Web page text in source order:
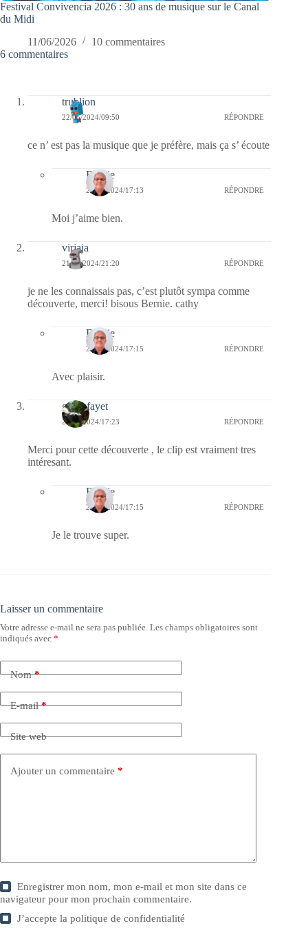
Festival Convivencia 2026 : 30 ans de musique sur le Canal
du Midi
11/06/2026
10 commentaires
6 commentaires
trublion
22/05/2024/09:50 RÉPONDRE
ce n’ est pas la musique que je préfère, mais ça s’ écoute
Bernie
22/05/2024/17:13 RÉPONDRE
Moi j’aime bien.
virjaja
21/05/2024/21:20 RÉPONDRE
je ne les connaissais pas, c’est plutôt sympa comme
découverte, merci! bisous Bernie. cathy
Bernie
22/05/2024/17:15 RÉPONDRE
Avec plaisir.
giselefayet
21/05/2024/17:23 RÉPONDRE
Merci pour cette découverte , le clip est vraiment tres
intéresant.
Bernie
22/05/2024/17:15 RÉPONDRE
Je le trouve super.
Laisser un commentaire
Votre adresse e-mail ne sera pas publiée. Les champs obligatoires sont
indiqués avec *
Nom*
E-mail*
Site web
Ajouter un commentaire *
Enregistrer mon nom, mon e-mail et mon site dans ce
navigateur pour mon prochain commentaire.
J’accepte lapolitique de confidentialité